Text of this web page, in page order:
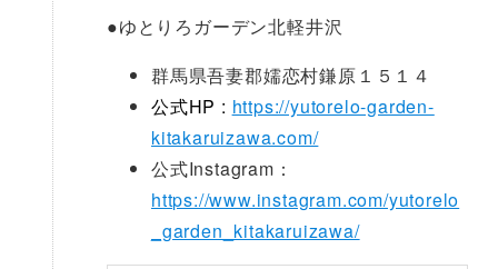
●ゆとりろガーデン北軽井沢
群馬県吾妻郡嬬恋村鎌原１５１４
公式HP : https://yutorelo-garden-
kitakaruizawa.com/
公式Instagram：
https://www.instagram.com/yutorelo
_garden_kitakaruizawa/